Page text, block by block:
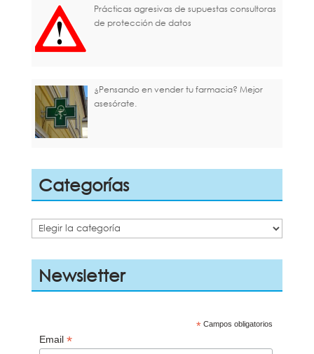
Prácticas agresivas de supuestas consultoras
de protección de datos
¿Pensando en vender tu farmacia? Mejor
asesórate.
Categorías
Categorías
Newsletter
* Campos obligatorios
Email *